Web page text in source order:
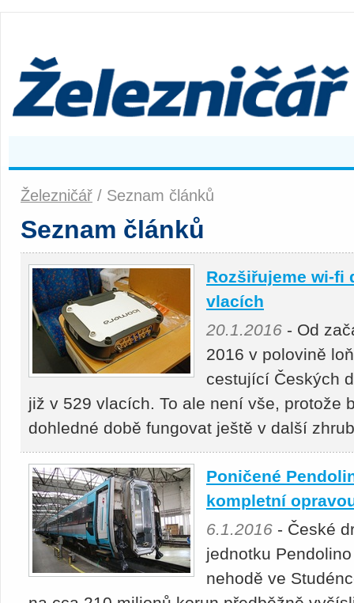
Železničář / Seznam článků
Seznam článků
Rozšiřujeme wi-fi
vlacích
20.1.2016 - Od
2016 v polovině
cestující Českých
již v 529 vlacích. To ale není vše, protože
dohledné době fungovat ještě v další
Poničené
kompletní
6.1.2016 - České
jednotku
nehodě ve